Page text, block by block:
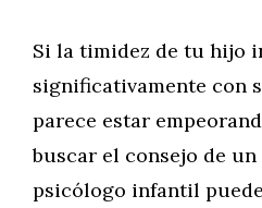
Si la timidez de tu hijo
significativamente con
parece estar
buscar el consejo de
psicólogo infantil